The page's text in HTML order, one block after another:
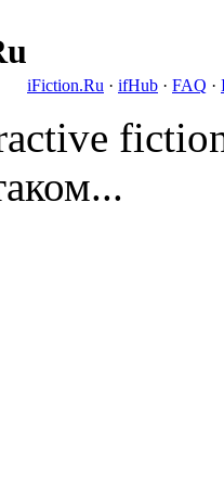
iFiction.Ru · ifHub · FAQ ·